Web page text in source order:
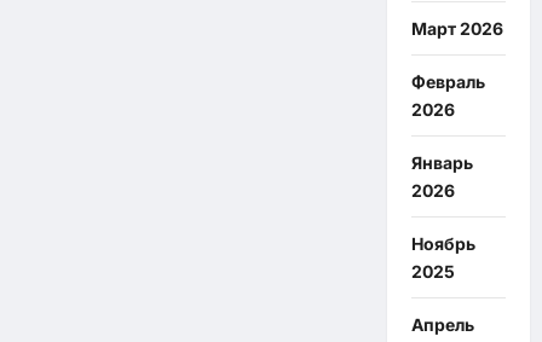
Март 2026
Февраль
2026
Январь
2026
Ноябрь
2025
Апрель